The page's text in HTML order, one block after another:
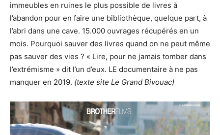
immeubles en ruines le plus possible de livres à
l’abandon pour en faire une bibliothèque, quelque part, à
l’abri dans une cave. 15.000 ouvrages récupérés en un
mois. Pourquoi sauver des livres quand on ne peut même
pas sauver des vies ? « Lire, pour ne jamais tomber dans
l’extrémisme » dit l’un d’eux. LE documentaire à ne pas
manquer en 2019. (texte site Le Grand Bivouac)